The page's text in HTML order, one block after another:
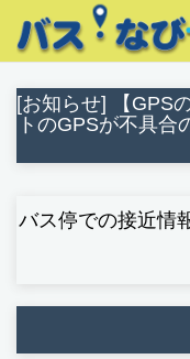
[お知らせ] 【GPS
トのGPSが不具合
バス停での接近情